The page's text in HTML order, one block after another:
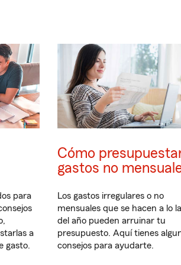
para
a
gasto.
Cómo
gastos no
Los gastos irregulares o no
mensuales que se hacen a lo
del año pueden arruinar tu
presupuesto. Aquí tienes
consejos para ayudarte.